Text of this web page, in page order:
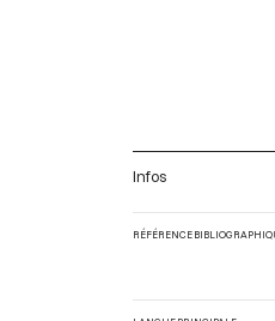
Infos
RÉFÉRENCE